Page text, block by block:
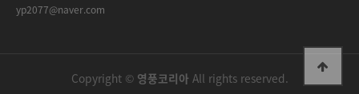
yp2077@naver.com
Copyright © 영풍코리아 All rights reserved.